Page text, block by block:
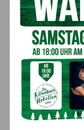
Scheidende Mitglieder